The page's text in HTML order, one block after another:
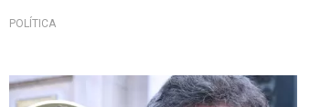
POLÍTICA
"Lo avala"